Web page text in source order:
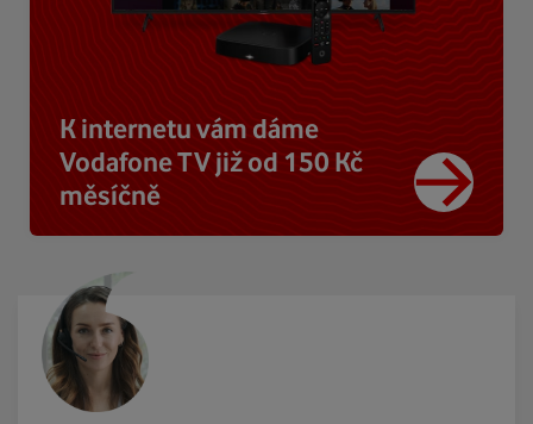
K internetu vám dáme
Vodafone TV již od 150 Kč
měsíčně